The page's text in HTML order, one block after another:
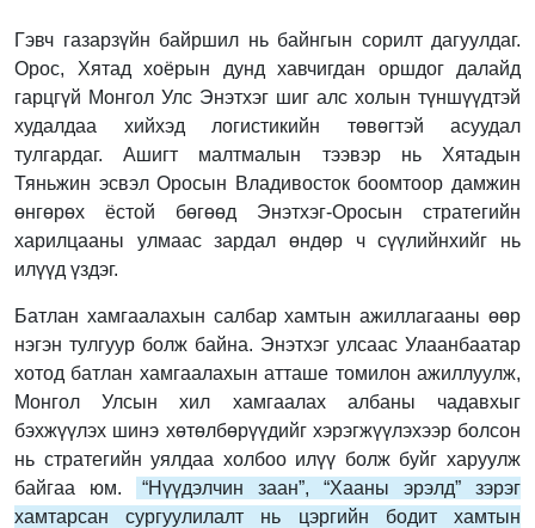
Гэвч газарзүйн байршил нь байнгын сорилт дагуулдаг.
Орос, Хятад хоёрын дунд хавчигдан оршдог далайд
гарцгүй Монгол Улс Энэтхэг шиг алс холын түншүүдтэй
худалдаа хийхэд логистикийн төвөгтэй асуудал
тулгардаг. Ашигт малтмалын тээвэр нь Хятадын
Тяньжин эсвэл Оросын Владивосток боомтоор дамжин
өнгөрөх ёстой бөгөөд Энэтхэг-Оросын стратегийн
харилцааны улмаас зардал өндөр ч сүүлийнхийг нь
илүүд үздэг.
Батлан хамгаалахын салбар хамтын ажиллагааны өөр
нэгэн тулгуур болж байна. Энэтхэг улсаас Улаанбаатар
хотод батлан хамгаалахын атташе томилон ажиллуулж,
Монгол Улсын хил хамгаалах албаны чадавхыг
бэхжүүлэх шинэ хөтөлбөрүүдийг хэрэгжүүлэхээр болсон
нь стратегийн уялдаа холбоо илүү болж буйг харуулж
байгаа юм.
“Нүүдэлчин заан”, “Хааны эрэлд” зэрэг
хамтарсан сургуулилалт нь цэргийн бодит хамтын